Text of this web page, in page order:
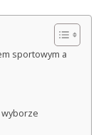
sportowym a
wyborze